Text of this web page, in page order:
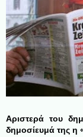
Αριστερά του
δημοσίευμά της η